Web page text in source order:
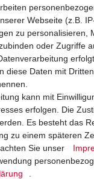
von
wir
zu
53783
Webseite (z.B.
zu personalisieren,
oder Zugriffe
diese Daten mit
kann mit
erfolgen. Die
Es besteht das
zu einem späteren
Sie unser